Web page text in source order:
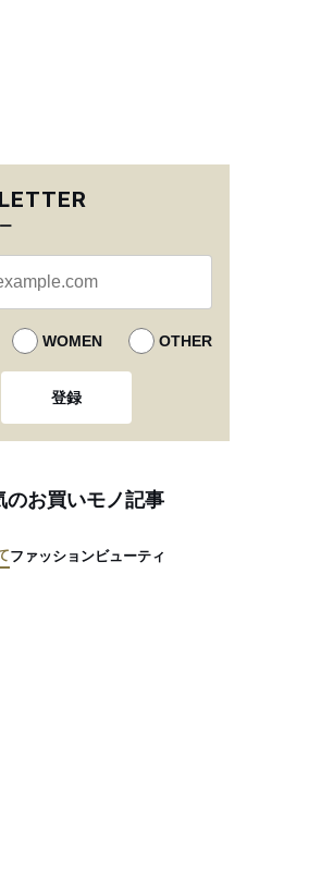
WOMEN OTHER
登録
のお買いモノ記事
ファッションビューティ